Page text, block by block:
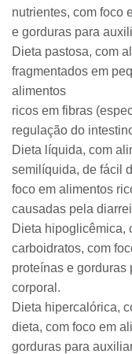
nutrientes, com foco
e gorduras para
Dieta pastosa, com
fragmentados em
alimentos
ricos em fibras
regulação do
Dieta líquida, com
semilíquida, de fácil
foco em alimentos
causadas pela
Dieta hipoglicêmica,
carboidratos, com
proteínas e gorduras
corporal.
Dieta hipercalórica,
dieta, com foco em
gorduras para